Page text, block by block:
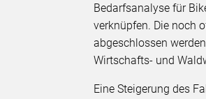
Bedarfsanalyse für
verknüpfen. Die noch
abgeschlossen
Wirtschafts- und
Eine Steigerung des